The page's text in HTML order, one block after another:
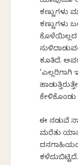
ಕಣ್ಣುಗಳು
ಕಣ್ಣುಗಳು
ಕೊಳೆಯಿಲ್ಲದ
ಕೂತಿದ್ದೆ.
‘ಎಲ್ಲರಿಗಾಗಿ
ಕೇಳಿಕೊಂಡು
ಈ ನಡುವೆ
ಮರೆತು